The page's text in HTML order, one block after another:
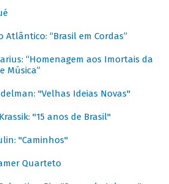
Atlântico: “Brasil em Cordas”
“Homenagem aos Imortais da
Música”
"Velhas Ideias Novas"
"15 anos de Brasil"
"Caminhos"
Quarteto